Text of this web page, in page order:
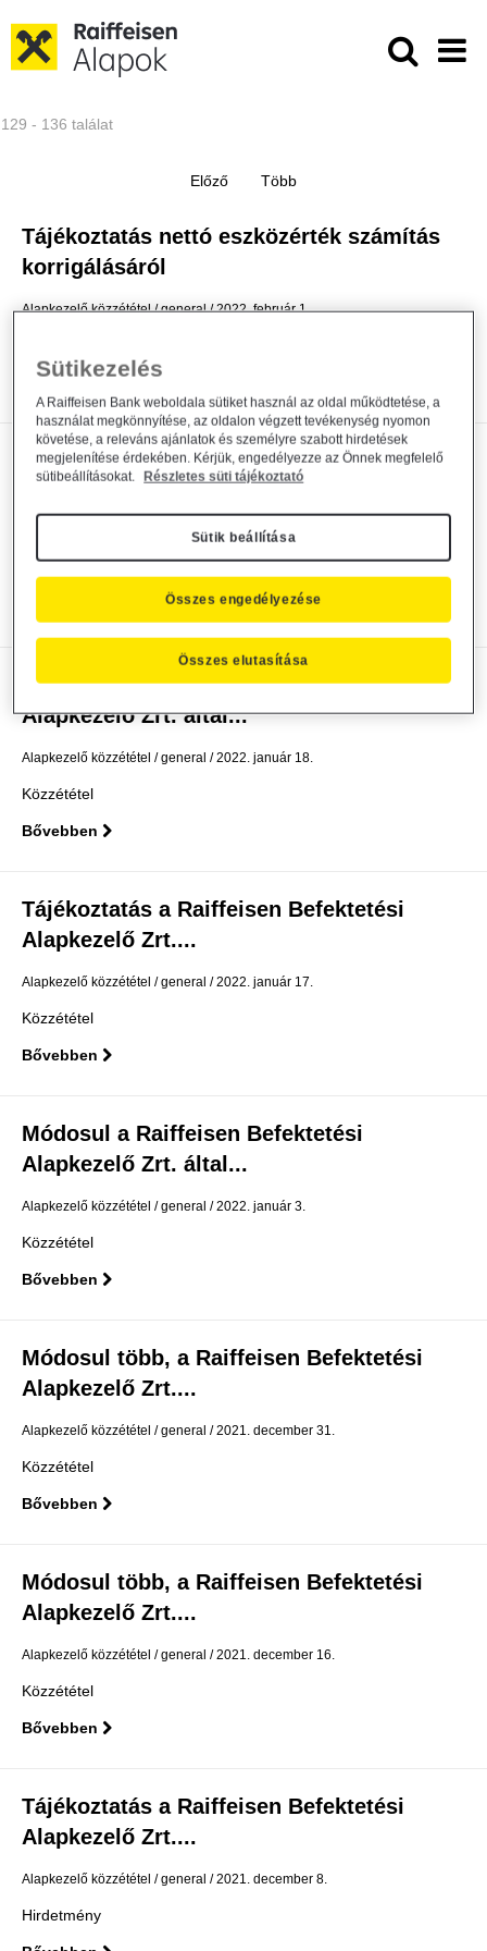
Közzétételek - Raiffeisen
129 - 136 találat
Tájékoztatás nettó eszközérték számítás
korrigálásáról
Alapkezelő közzététel general 2022. február 1.
Bővebben
Módosul a Raiffeisen Befektetési
Alapkezelő Zrt. által...
general 2022. január 26.
Módosul a Raiffeisen Befektetési
Alapkezelő Zrt. által...
Alapkezelő közzététel general 2022. január 18.
Közzététel
Bővebben
Tájékoztatás a Raiffeisen Befektetési
Alapkezelő Zrt....
Alapkezelő közzététel general 2022. január 17.
Közzététel
Bővebben
Módosul a Raiffeisen Befektetési
Alapkezelő Zrt. által...
Alapkezelő közzététel general 2022. január 3.
Közzététel
Bővebben
Módosul több, a Raiffeisen Befektetési
Alapkezelő Zrt....
Alapkezelő közzététel general 2021. december 31.
Közzététel
Bővebben
Módosul több, a Raiffeisen Befektetési
Alapkezelő Zrt....
Alapkezelő közzététel general 2021. december 16.
Közzététel
Bővebben
Tájékoztatás a Raiffeisen Befektetési
Alapkezelő Zrt....
Alapkezelő közzététel general 2021. december 8.
Hirdetmény
Sütikezelés
A Raiffeisen Bank weboldala sütiket használ az oldal működtetése, a
használat megkönnyítése, az oldalon végzett tevékenység nyomon
követése, a releváns ajánlatok és személyre szabott hirdetések
megjelenítése érdekében. Kérjük, engedélyezze az Önnek megfelelő
sütibeállításokat.
Részletes süti tájékoztató
Sütik beállítása
Összes elutasítása
Összes engedélyezése